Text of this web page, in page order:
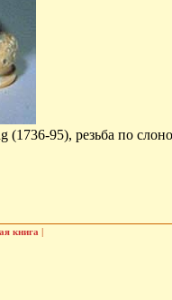
95), резьба по
книга |